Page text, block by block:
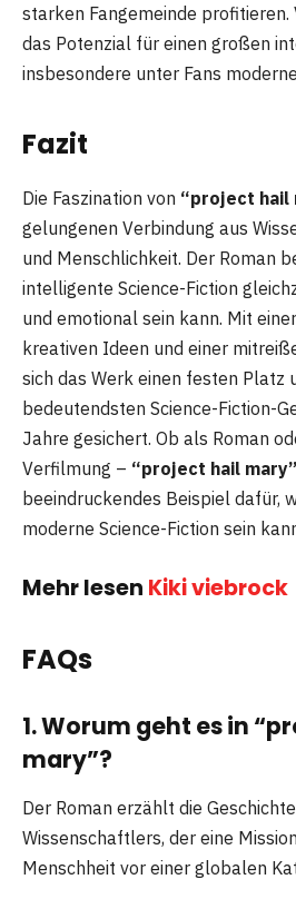
starken Fangemeinde profitieren.
das Potenzial für einen großen
insbesondere unter Fans
Fazit
Die Faszination von “project hail
gelungenen Verbindung aus
und Menschlichkeit. Der Roman
intelligente Science-Fiction
und emotional sein kann. Mit
kreativen Ideen und einer
sich das Werk einen festen Platz
bedeutendsten Science-Fiction-
Jahre gesichert. Ob als Roman
Verfilmung – “project hail mary”
beeindruckendes Beispiel dafür,
moderne Science-Fiction sein
Mehr lesen Kiki viebrock
FAQs
1. Worum geht es in
mary”?
Der Roman erzählt die
Wissenschaftlers, der eine
Menschheit vor einer globalen